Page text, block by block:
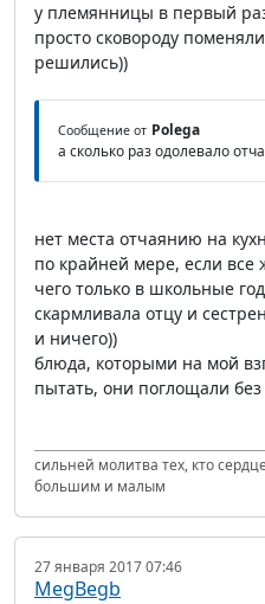
у племянницы в первый
просто сковороду
решились))
Сообщение от Polega
а сколько раз одолевало
нет места отчаянию на
по крайней мере, если все
чего только в школьные
скармливала отцу и
и ничего))
блюда, которыми на мой
пытать, они поглощали
сильней молитва тех, кто
большим и малым
27 января 2017 07:46
MegBegb